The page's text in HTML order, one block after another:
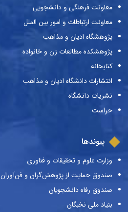
معاونت فرهنگی و دانشجویی
معاونت ارتباطات و امور بین الملل
پژوهشگاه ادیان و مذاهب
پژوهشکده مطالعات زن و خانواده
کتابخانه
انتشارات دانشگاه ادیان و مذاهب
نشریات دانشگاه
حراست
پیوندها
وزارت علوم و تحقیقات و فناوری
صندوق حمایت از پژوهش‌گران و فن‌آوران
صندوق رفاه دانشجویان
بنیاد ملی نخبگان